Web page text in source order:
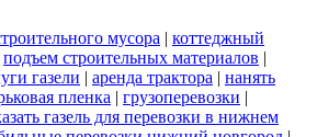
мусора | коттеджный
подъем строительных материалов |
газели | аренда трактора | нанять
пленка | грузоперевозки |
газель для перевозки в нижнем